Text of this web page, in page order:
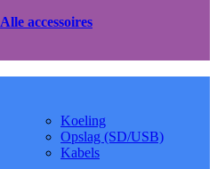
Alle accessoires
Koeling
Opslag (SD/USB)
Kabels